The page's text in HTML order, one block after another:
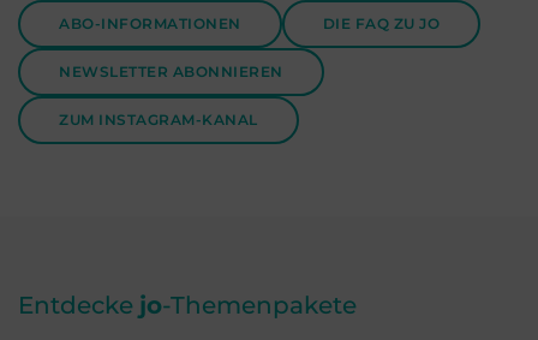
ABO-INFORMATIONEN DIE FAQ ZU JO
NEWSLETTER ABONNIEREN
ZUM INSTAGRAM-KANAL
Entdecke jo-Themenpakete